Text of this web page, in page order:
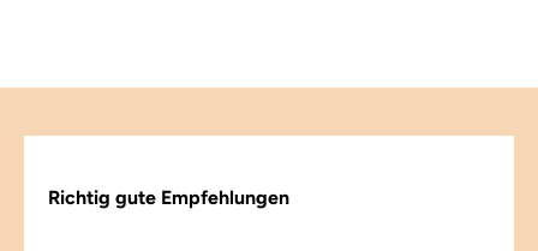
Richtig gute Empfehlungen